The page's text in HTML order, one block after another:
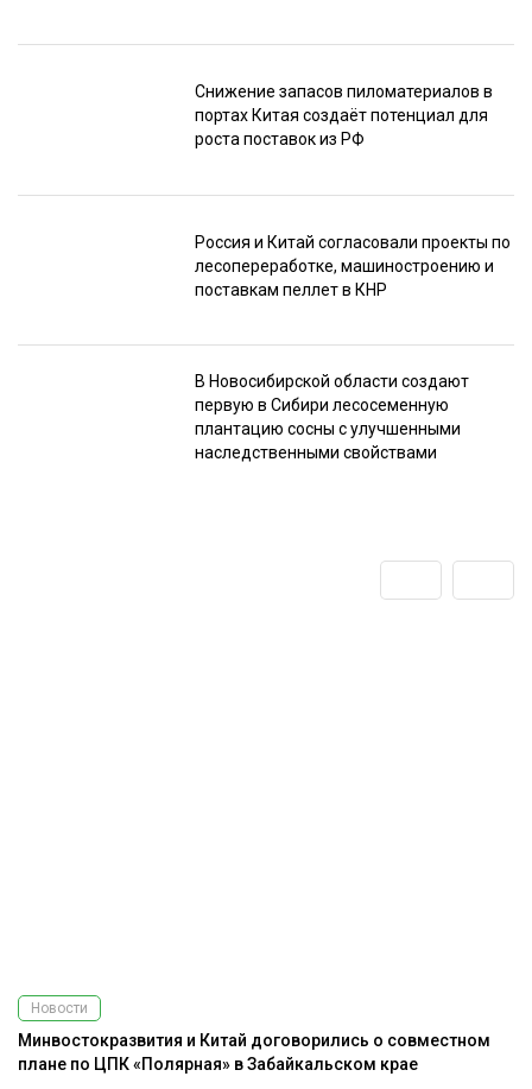
Снижение запасов пиломатериалов в
портах Китая создаёт потенциал для
роста поставок из РФ
Россия и Китай согласовали проекты по
лесопереработке, машиностроению и
поставкам пеллет в КНР
В Новосибирской области создают
первую в Сибири лесосеменную
плантацию сосны с улучшенными
наследственными свойствами
Новости
Минвостокразвития и Китай договорились о совместном
плане по ЦПК «Полярная» в Забайкальском крае